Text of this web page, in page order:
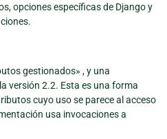
opciones específicas de Django y
gestionados» , y una
versión 2.2. Esta es una forma
cuyo uso se parece al acceso
usa invocaciones a